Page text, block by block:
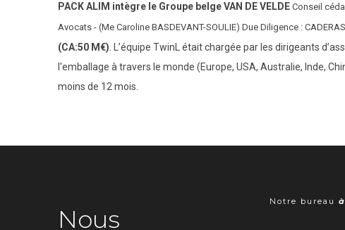
PACK ALIM intègre le Groupe belge VAN DE VELDE Conseil
Avocats - (Me Caroline BASDEVANT-SOULIE) Due Diligence :
(CA:50 M€) . L’équipe TwinL était chargée par les dirigeants
l'emballage à travers le monde (Europe, USA, Australie, Inde,
moins de 12 mois.
Nous
Notre bureau